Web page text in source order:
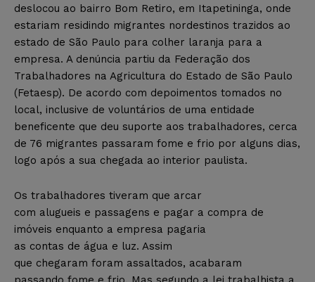
deslocou ao bairro Bom Retiro, em Itapetininga, onde
estariam residindo migrantes nordestinos trazidos ao
estado de São Paulo para colher laranja para a
empresa. A denúncia partiu da Federação dos
Trabalhadores na Agricultura do Estado de São Paulo
(Fetaesp). De acordo com depoimentos tomados no
local, inclusive de voluntários de uma entidade
beneficente que deu suporte aos trabalhadores, cerca
de 76 migrantes passaram fome e frio por alguns dias,
logo após a sua chegada ao interior paulista.
Os trabalhadores tiveram que arcar
com alugueis e passagens e pagar a compra de
imóveis enquanto a empresa pagaria
as contas de água e luz. Assim
que chegaram foram assaltados, acabaram